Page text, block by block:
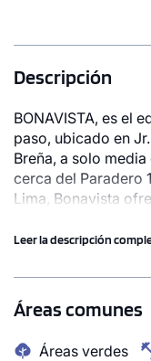
Desde
Descripción
BONAVISTA, es el
paso, ubicado en
Breña, a solo
cerca del Paradero
Lima, Bonavista
Leer la descripción
Áreas comunes
Áreas verdes